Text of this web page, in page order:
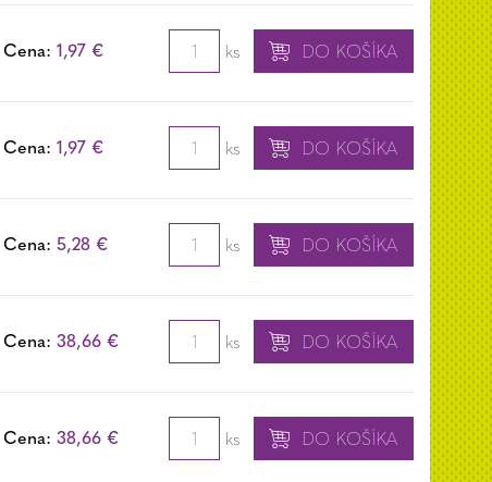
Cena: 1,97 € ks DO KOŠÍKA
Cena: 1,97 € ks DO KOŠÍKA
Cena: 5,28 € ks DO KOŠÍKA
Cena: 38,66 € ks DO KOŠÍKA
Cena: 38,66 € ks DO KOŠÍKA